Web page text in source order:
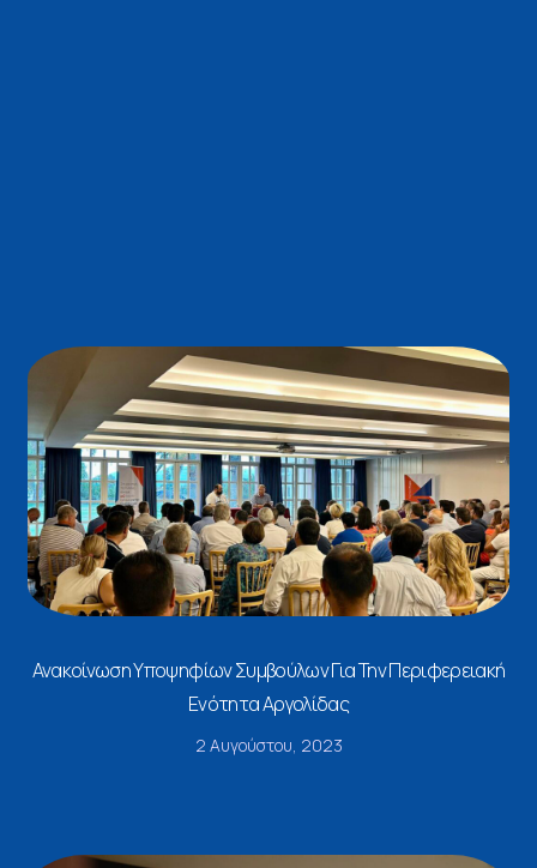
Ανακοίνωση Υποψηφίων Συμβούλων Για Την Περιφερειακή
Ενότητα Αργολίδας
2 Αυγούστου, 2023